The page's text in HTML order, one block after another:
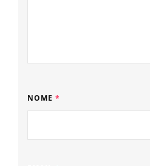
NOME *